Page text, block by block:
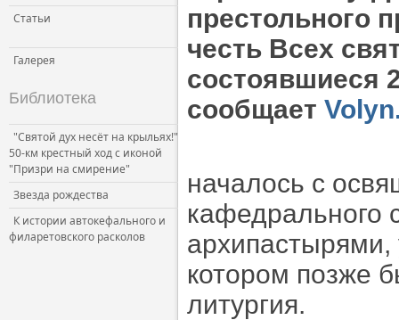
Статьи
Галерея
Библиотека
"Святой дух несёт на крыльях!"
50-км крестный ход с иконой
"Призри на смирение"
Звезда рождества
К истории автокефального и
филаретовского расколов
престольного
честь Всех
состоявшиеся
сообщает
началось с
кафедрального
архипастырями,
котором позже
литургия.